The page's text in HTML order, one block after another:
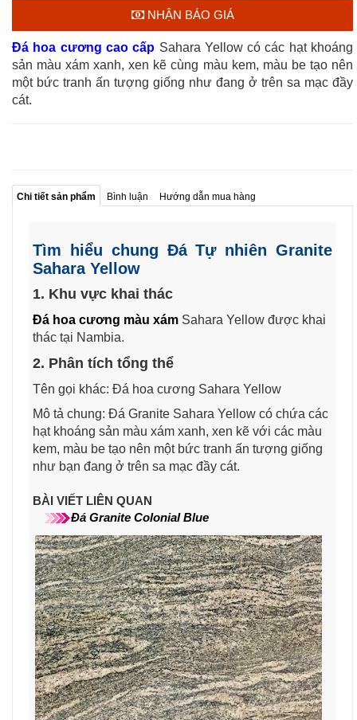
NHẬN BÁO GIÁ
Đá hoa cương cao cấp Sahara Yellow có các hạt khoáng
sản màu xám xanh, xen kẽ cùng màu kem, màu be tạo nên
một bức tranh ấn tượng giống như đang ở trên sa mạc đầy
cát.
Chi tiết sản phẩm Bình luận Hướng dẫn mua hàng
Tìm hiểu chung Đá Tự nhiên Granite
Sahara Yellow
1. Khu vực khai thác
Đá hoa cương màu xám Sahara Yellow được khai
thác tại Nambia.
2. Phân tích tổng thể
Tên gọi khác: Đá hoa cương Sahara Yellow
Mô tả chung: Đá Granite Sahara Yellow có chứa các
hạt khoáng sản màu xám xanh, xen kẽ với các màu
kem, màu be tạo nên một bức tranh ấn tượng giống
như bạn đang ở trên sa mạc đầy cát.
BÀI VIẾT LIÊN QUAN
Đá Granite Colonial Blue